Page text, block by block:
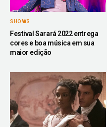
SHOWS
Festival Sarará 2022 entrega
cores e boa música em sua
maior edição